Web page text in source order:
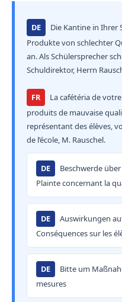
DE
Die Kantine in Ihrer
Produkte von schlechter
an. Als Schülersprecher
Schuldirektor, Herrn
FR
La cafétéria de
produits de mauvaise
représentant des élèves,
de l’école, M. Rauschel.
DE Beschwerde
Plainte concernant la
DE Auswirkungen
Conséquences sur les
DE Bitte um
mesures